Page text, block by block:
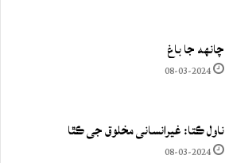
چانهه جا باغ
08-03-2024
ناول ڪتا: غيرانساني مخلوق جي ڪٿا
08-03-2024